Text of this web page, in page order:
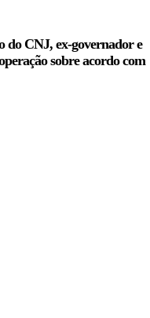
do CNJ, ex-governador e
sobre acordo com